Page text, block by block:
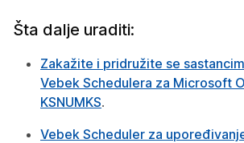
Šta dalje uraditi:
Zakažite i pridružite se
Vebek Schedulera za Microsoft
KSNUMKS.
Vebek Scheduler za